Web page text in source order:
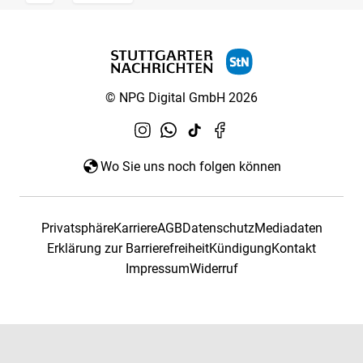
© NPG Digital GmbH 2026
Wo Sie uns noch folgen können
PrivatsphäreKarriereAGBDatenschutzMediadaten
Erklärung zur BarrierefreiheitKündigungKontakt
ImpressumWiderruf